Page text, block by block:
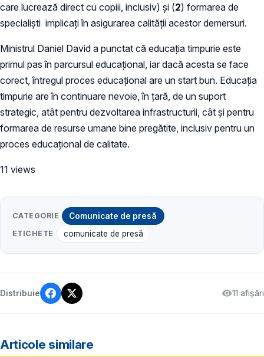
care lucrează direct cu copiii, inclusiv) și (2) formarea de
specialiști implicați în asigurarea calității acestor demersuri.
Ministrul Daniel David a punctat că educația timpurie este
primul pas în parcursul educațional, iar dacă acesta se face
corect, întregul proces educațional are un start bun. Educația
timpurie are în continuare nevoie, în țară, de un suport
strategic, atât pentru dezvoltarea infrastructurii, cât și pentru
formarea de resurse umane bine pregătite, inclusiv pentru un
proces educațional de calitate.
11 views
CATEGORIE Comunicate de presă
ETICHETE comunicate de presă
Distribuie 11 afișări
Articole similare